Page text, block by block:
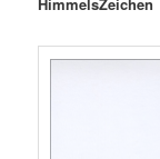
HimmelsZeichen